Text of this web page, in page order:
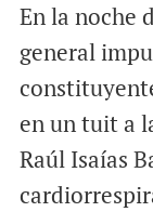
En la noche
general
en un tuit a
Raúl Isaías